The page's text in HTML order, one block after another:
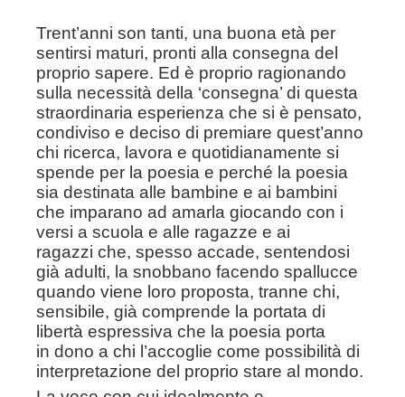
Trent’anni son tanti, una buona età per
sentirsi maturi, pronti alla consegna del
proprio sapere. Ed è proprio ragionando
sulla necessità della ‘consegna’ di questa
straordinaria esperienza che si è pensato,
condiviso e deciso di premiare quest’anno
chi ricerca, lavora e quotidianamente si
spende per la poesia e perché la poesia
sia destinata alle bambine e ai bambini
che imparano ad amarla giocando con i
versi a scuola e alle ragazze e ai
ragazzi che, spesso accade, sentendosi
già adulti, la snobbano facendo spallucce
quando viene loro proposta, tranne chi,
sensibile, già comprende la portata di
libertà espressiva che la poesia porta
in dono a chi l’accoglie come possibilità di
interpretazione del proprio stare al mondo.